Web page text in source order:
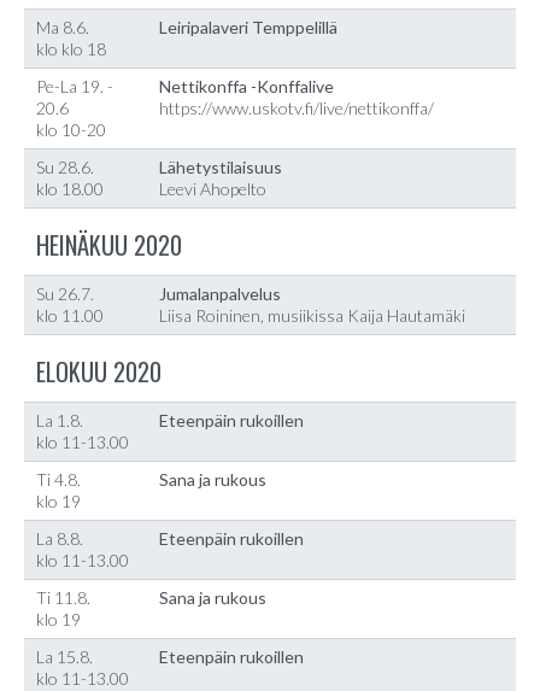
Ma 8.6.
klo klo 18
Leiripalaveri Temppelillä
Pe-La 19. -
20.6
klo 10-20
Nettikonffa -Konffalive
https://www.uskotv.fi/live/nettikonffa/
Su 28.6.
klo 18.00
Lähetystilaisuus
Leevi Ahopelto
HEINÄKUU 2020
Su 26.7.
klo 11.00
Jumalanpalvelus
Liisa Roininen, musiikissa Kaija Hautamäki
ELOKUU 2020
La 1.8.
klo 11-13.00
Eteenpäin rukoillen
Ti 4.8.
klo 19
Sana ja rukous
La 8.8.
klo 11-13.00
Eteenpäin rukoillen
Ti 11.8.
klo 19
Sana ja rukous
La 15.8.
klo 11-13.00
Eteenpäin rukoillen